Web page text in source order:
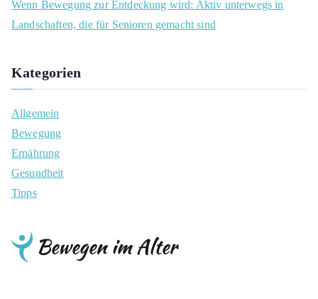
Wenn Bewegung zur Entdeckung wird: Aktiv unterwegs in
Landschaften, die für Senioren gemacht sind
Kategorien
Allgemein
Bewegung
Ernährung
Gesundheit
Tipps